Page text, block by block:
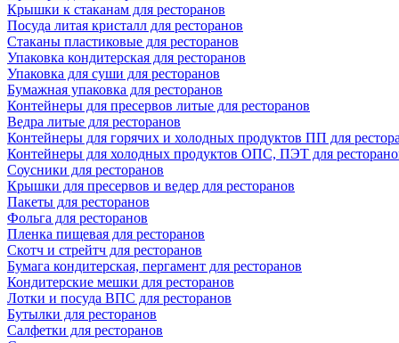
Крышки к стаканам для ресторанов
Посуда литая кристалл для ресторанов
Стаканы пластиковые для ресторанов
Упаковка кондитерская для ресторанов
Упаковка для суши для ресторанов
Бумажная упаковка для ресторанов
Контейнеры для пресервов литые для ресторанов
Ведра литые для ресторанов
Контейнеры для горячих и холодных продуктов ПП для
Контейнеры для холодных продуктов ОПС, ПЭТ для
Соусники для ресторанов
Крышки для пресервов и ведер для ресторанов
Пакеты для ресторанов
Фольга для ресторанов
Пленка пищевая для ресторанов
Скотч и стрейтч для ресторанов
Бумага кондитерская, пергамент для ресторанов
Кондитерские мешки для ресторанов
Лотки и посуда ВПС для ресторанов
Бутылки для ресторанов
Салфетки для ресторанов